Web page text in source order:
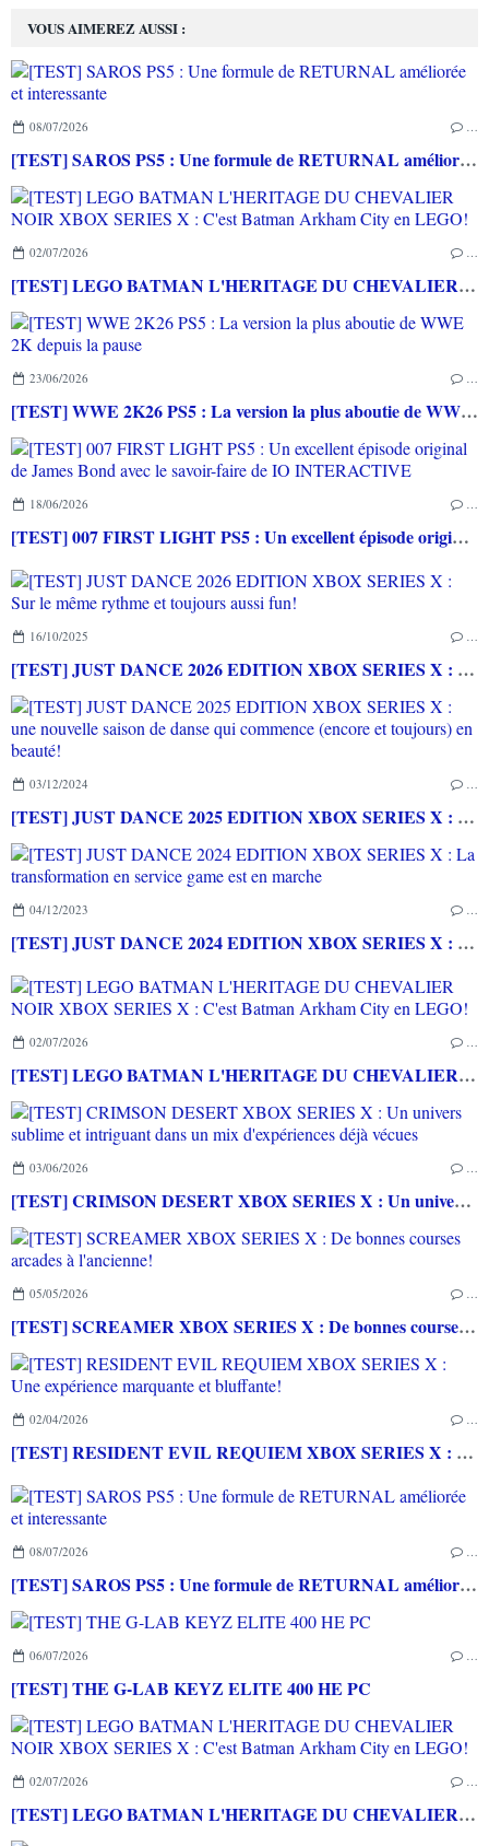
VOUS AIMEREZ AUSSI :
08/07/2026 …
[TEST] SAROS PS5 : Une formule de RETURNAL améliorée et interessante
02/07/2026 …
[TEST] LEGO BATMAN L'HERITAGE DU CHEVALIER NOIR XBOX SERIES X : C'est Batman Arkham City en LEGO!
23/06/2026 …
[TEST] WWE 2K26 PS5 : La version la plus aboutie de WWE 2K depuis la pause
18/06/2026 …
[TEST] 007 FIRST LIGHT PS5 : Un excellent épisode original de James Bond avec le savoir-faire de IO INTERACTIVE
16/10/2025 …
[TEST] JUST DANCE 2026 EDITION XBOX SERIES X : Sur le même rythme et toujours aussi fun!
03/12/2024 …
[TEST] JUST DANCE 2025 EDITION XBOX SERIES X : une nouvelle saison de danse qui commence (encore et toujours) en beauté!
04/12/2023 …
[TEST] JUST DANCE 2024 EDITION XBOX SERIES X : La transformation en service game est en marche
02/07/2026 …
[TEST] LEGO BATMAN L'HERITAGE DU CHEVALIER NOIR XBOX SERIES X : C'est Batman Arkham City en LEGO!
03/06/2026 …
[TEST] CRIMSON DESERT XBOX SERIES X : Un univers sublime et intriguant dans un mix d'expériences déjà vécues
05/05/2026 …
[TEST] SCREAMER XBOX SERIES X : De bonnes courses arcades à l'ancienne!
02/04/2026 …
[TEST] RESIDENT EVIL REQUIEM XBOX SERIES X : Une expérience marquante et bluffante!
08/07/2026 …
[TEST] SAROS PS5 : Une formule de RETURNAL améliorée et interessante
06/07/2026 …
[TEST] THE G-LAB KEYZ ELITE 400 HE PC
02/07/2026 …
[TEST] LEGO BATMAN L'HERITAGE DU CHEVALIER NOIR XBOX SERIES X : C'est Batman Arkham City en LEGO!